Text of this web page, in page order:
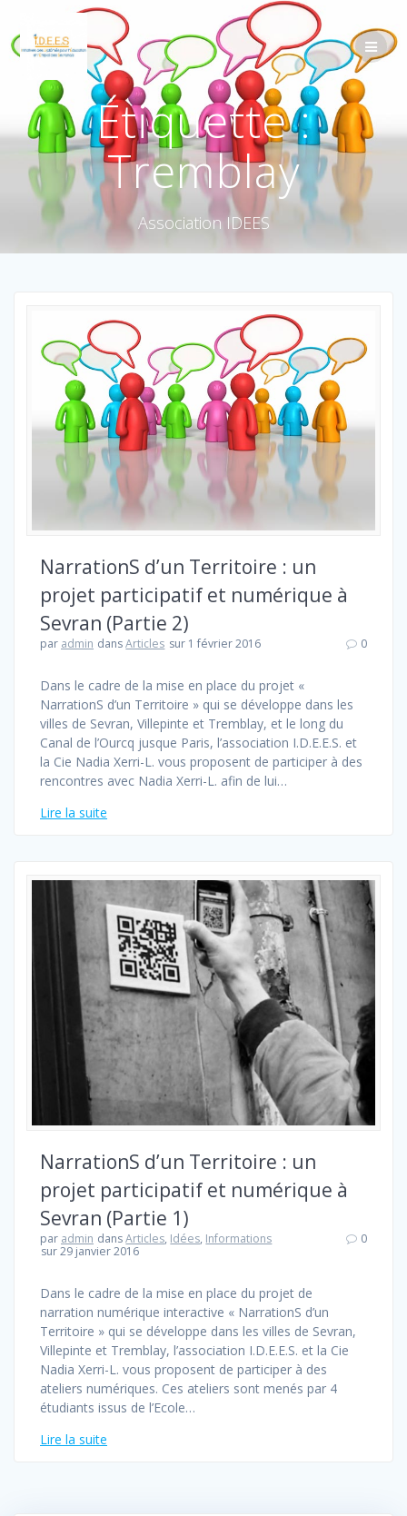
Étiquette :
Tremblay
Association IDEES
NarrationS d’un Territoire : un
projet participatif et numérique à
Sevran (Partie 2)
par admin dansArticles sur 1 février 2016 0
Dans le cadre de la mise en place du projet «
NarrationS d’un Territoire » qui se développe dans les
villes de Sevran, Villepinte et Tremblay, et le long du
Canal de l’Ourcq jusque Paris, l’association I.D.E.E.S. et
la Cie Nadia Xerri-L. vous proposent de participer à des
rencontres avec Nadia Xerri-L. afin de lui…
Lire la suite
NarrationS d’un Territoire : un
projet participatif et numérique à
Sevran (Partie 1)
par admin dansArticles, Idées, Informations
sur 29 janvier 2016
0
Dans le cadre de la mise en place du projet de
narration numérique interactive « NarrationS d’un
Territoire » qui se développe dans les villes de Sevran,
Villepinte et Tremblay, l’association I.D.E.E.S. et la Cie
Nadia Xerri-L. vous proposent de participer à des
ateliers numériques. Ces ateliers sont menés par 4
étudiants issus de l’Ecole…
Lire la suite